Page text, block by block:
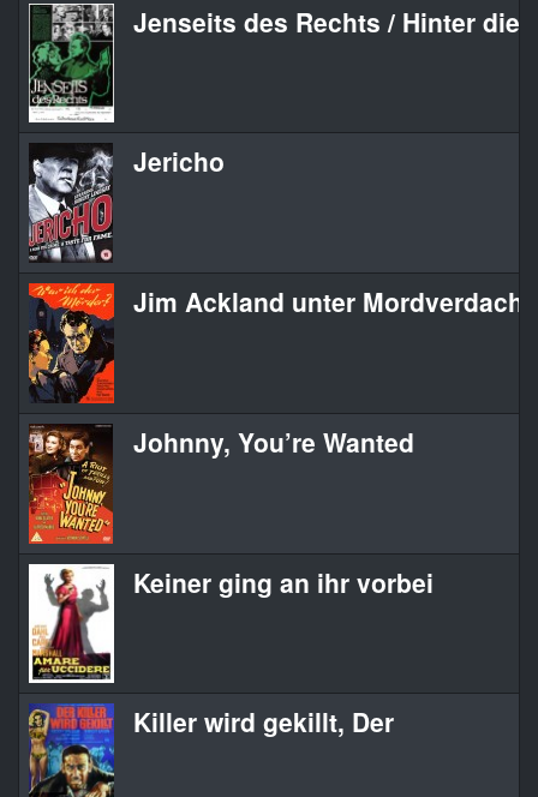
Jenseits des Rechts / Hinter
Jericho
Jim Ackland unter
Johnny, You’re Wanted
Keiner ging an ihr vorbei
Killer wird gekillt, Der